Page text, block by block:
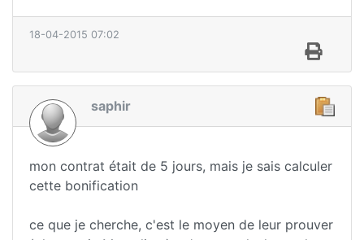
18-04-2015 07:02
saphir
mon contrat était de 5 jours, mais je sais calculer
cette bonification
ce que je cherche, c'est le moyen de leur prouver